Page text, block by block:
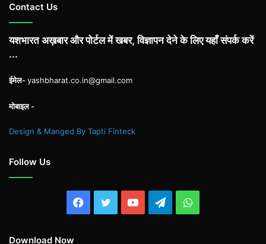
Contact Us
यशभारत अख़बार और पोर्टल में खबर, विज्ञापन देने के लिए यहाँ संपर्क करें
...
ईमेल-yashbharat.co.in@gmail.com
मोबाइल -
Design & Manged By Tapti Finteck
Follow Us
Facebook
TwitterYouTubeTelegramWhatsApp
Download Now